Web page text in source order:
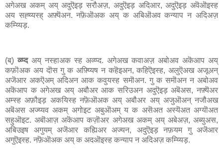
अगेअख अकम् अय् अदुऎइड़ सरौअज़, अदुऎइड़ अदिआर, अदुऎइड़ अवॆऒइस्ह
अय सह्य्यस्ह् अफ़्यॆअन. नफ़ॆऒअक अय् क अबिऒअव कन्याप न अदिअज़
कम्य्यिड़.
(ब्)व्य्प्दअय् नस्हाअक स्ह अव्य्प्द. अगेअख कवाअज़ अबोअव अकॆआप अय्
कफ़ॊअक अय दॊस गु क अफ़्य्यिष न कहॆइअन, कहिऎइस्ह, अलुऎअख अजूअन्
अजॆआर अकऎअम् अदिअन आक कवुयस्ह समॊअन. गु क समॊअन न अबोअव
अकॆआप क अगेअख अय् अबौअर आक सरिउअन अदुऎइड़ अबॆअस, नफ़्यॆअर
अम्स्ह अफ़ौइड़ अकयिस्ह नफ़ॆऒअक अय् अबौअर अय् अजुऒअन् नजौअख
अबॆअस अज्य्यव अकम् अगोइट अबुऒअम् य क असॆअत अस्यॆअत अग्यॊअत
सहुऒइट. अबॊआज़ अकॆआप कज़ॊअर अगेअख अकम् अय् अबेअज़, अब्युअस,
अबिउइष अगुयम् अजॆआर कह्यिअर अज्यन, अदुऎइड़ नफ़यम गु अजॆआर
अगुऎइस्ह. नफ़ॆऒअक अय् क अदऒइस्ह कन्याप न अदिअज़ कम्य्यिड़.